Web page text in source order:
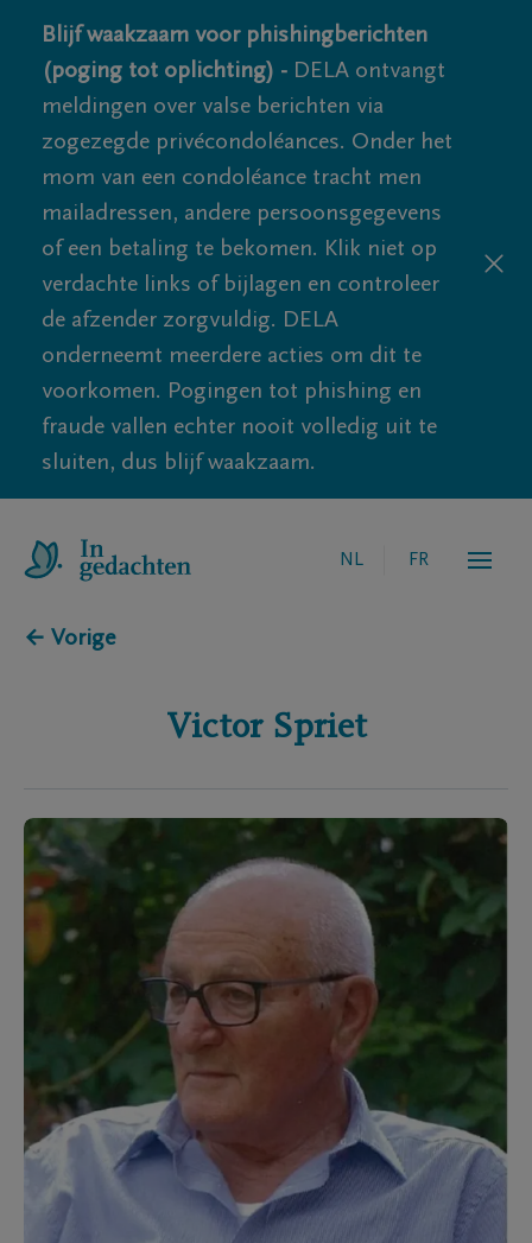
Blijf waakzaam voor phishingberichten
(poging tot oplichting) - DELA ontvangt
meldingen over valse berichten via
zogezegde privécondoléances. Onder het
mom van een condoléance tracht men
mailadressen, andere persoonsgegevens
of een betaling te bekomen. Klik niet op
verdachte links of bijlagen en controleer
de afzender zorgvuldig. DELA
onderneemt meerdere acties om dit te
voorkomen. Pogingen tot phishing en
fraude vallen echter nooit volledig uit te
sluiten, dus blijf waakzaam.
NL FR
← Vorige
Victor Spriet